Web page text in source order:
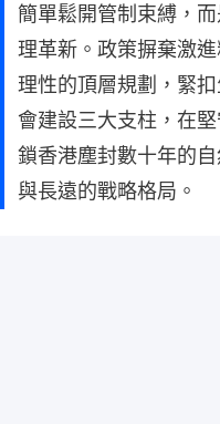
簡單鬆開管制束縛，
理革新。政策摒棄激
理性的頂層規劃，緊
會建設三大支柱，在
鎖香港塵封數十年的
與長遠的戰略格局。